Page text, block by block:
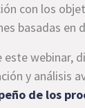
con los
basadas en
este webinar,
y análisis
de los